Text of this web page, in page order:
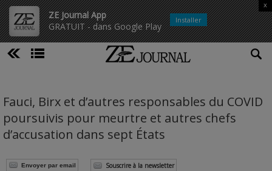
ZE Journal App
GRATUIT - dans Google Play
x
Installer
Fauci, Birx et d’autres responsables du COVID
poursuivis pour meurtre et autres chefs
d’accusation dans sept États
Envoyer par email Souscrire à la newsletter